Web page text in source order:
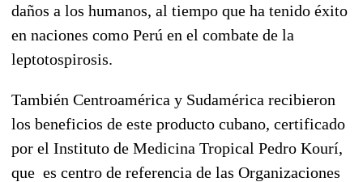
daños a los humanos, al tiempo que ha tenido éxito
en naciones como Perú en el combate de la
leptotospirosis.
También Centroamérica y Sudamérica recibieron
los beneficios de este producto cubano, certificado
por el Instituto de Medicina Tropical Pedro Kourí,
que es centro de referencia de las Organizaciones